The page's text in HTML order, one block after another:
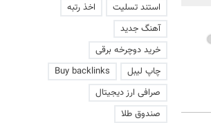
استند تسلیت
اخذ رتبه
آهنگ جدید
خرید دوچرخه برقی
چاپ لیبل
Buy backlinks
صرافی ارز دیجیتال
صندوق طلا